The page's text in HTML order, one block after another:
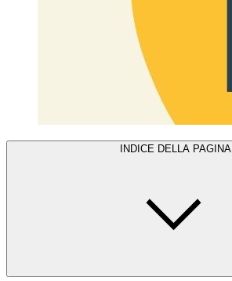
INDICE DELLA PAGINA